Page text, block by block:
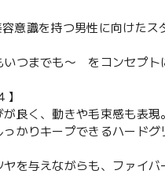
意識を持つ男性に向けたス
つまでも〜 をコンセプト
良く、動きや毛束感も表現。
かりキープできるハードグ
を与えながらも、ファイ